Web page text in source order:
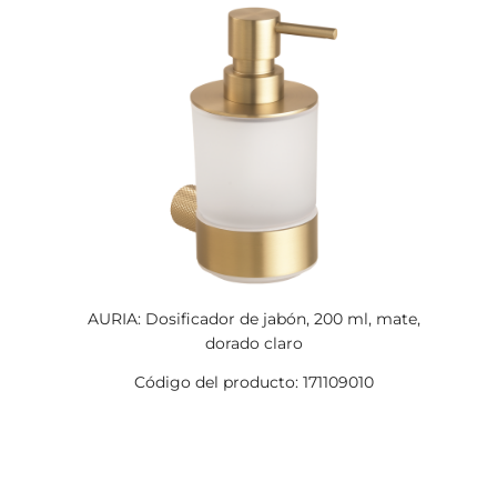
AURIA: Dosificador de jabón, 200 ml, mate,
dorado claro
Código del producto: 171109010